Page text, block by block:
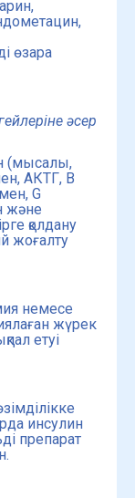
өзара
әсер
(мысалы,
АКТГ, В
G
және
қолдану
жоғалту
немесе
жүрек
етуі
инсулин
препарат